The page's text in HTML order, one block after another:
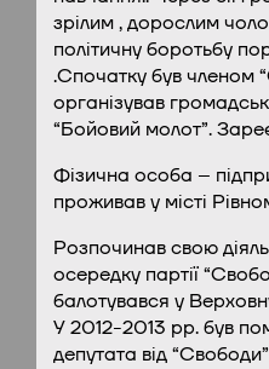
зрілим , дорослим
політичну боротьбу
.Спочатку був членом
організував
“Бойовий молот”.
Фізична особа –
проживав у місті
Розпочинав свою
осередку партії
балотувався у
У 2012-2013 рр. був
депутата від